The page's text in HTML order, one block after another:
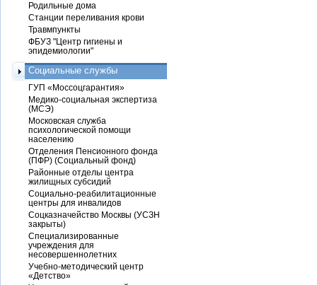
Родильные дома
Станции переливания крови
Травмпункты
ФБУЗ "Центр гигиены и
эпидемиологии"
Социальные службы
ГУП «Моссоцгарантия»
Медико-социальная экспертиза
(МСЭ)
Московская служба
психологической помощи
населению
Отделения Пенсионного фонда
(ПФР) (Социальный фонд)
Районные отделы центра
жилищных субсидий
Социально-реабилитационные
центры для инвалидов
Соцказначейство Москвы (УСЗН
закрыты)
Специализированные
учреждения для
несовершеннолетних
Учебно-методический центр
«Детство»